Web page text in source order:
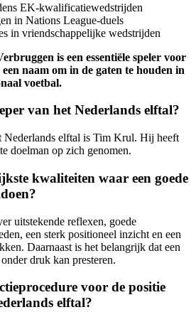
EK-kwalificatiewedstrijden
in Nations League-duels
in vriendschappelijke wedstrijden
is een essentiële speler voor
naam om in de gaten te houden in
voetbal.
van het Nederlands elftal?
Nederlands elftal is Tim Krul. Hij heeft
doelman op zich genomen.
kwaliteiten waar een goede
uitstekende reflexen, goede
een sterk positioneel inzicht en een
Daarnaast is het belangrijk dat een
druk kan presteren.
voor de positie
elftal?